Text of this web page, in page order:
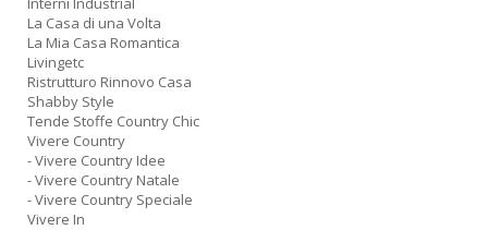
La Casa di una Volta
La Mia Casa Romantica
Livingetc
Ristrutturo Rinnovo Casa
Shabby Style
Tende Stoffe Country Chic
Vivere Country
- Vivere Country Idee
- Vivere Country Natale
- Vivere Country Speciale
Vivere In